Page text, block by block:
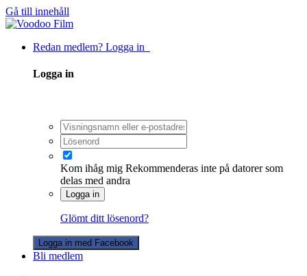
Gå till innehåll
Redan medlem? Logga in
Logga in
Kom ihåg mig Rekommenderas inte på datorer som
delas med andra
Logga in
Glömt ditt lösenord?
Logga in med Facebook
Bli medlem